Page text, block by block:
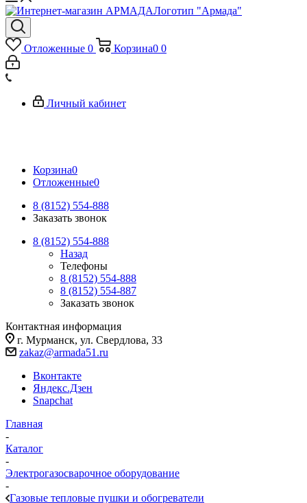
Логотип "Армада"
Отложенные 0 Корзина0 0
Личный кабинет
Корзина0
Отложенные0
8 (8152) 554-888
Заказать звонок
8 (8152) 554-888
Назад
Телефоны
8 (8152) 554-888
8 (8152) 554-887
Заказать звонок
Контактная информация
г. Мурманск, ул. Свердлова, 33
zakaz@armada51.ru
Вконтакте
Яндекс.Дзен
Snapchat
Главная
-
Каталог
-
Электрогазосварочное оборудование
-
Газовые тепловые пушки и обогреватели